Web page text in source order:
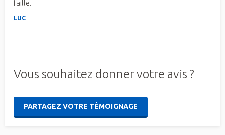
faille.
LUC
Vous souhaitez donner votre avis ?
PARTAGEZ VOTRE TÉMOIGNAGE